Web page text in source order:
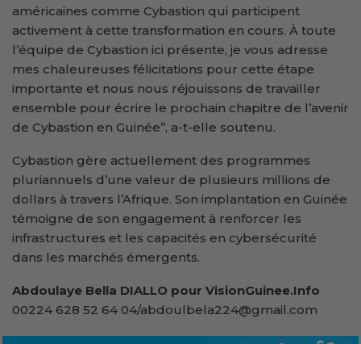
américaines comme Cybastion qui participent
activement à cette transformation en cours. À toute
l’équipe de Cybastion ici présente, je vous adresse
mes chaleureuses félicitations pour cette étape
importante et nous nous réjouissons de travailler
ensemble pour écrire le prochain chapitre de l’avenir
de Cybastion en Guinée’’, a-t-elle soutenu.
Cybastion gère actuellement des programmes
pluriannuels d’une valeur de plusieurs millions de
dollars à travers l’Afrique. Son implantation en Guinée
témoigne de son engagement à renforcer les
infrastructures et les capacités en cybersécurité
dans les marchés émergents.
Abdoulaye Bella DIALLO pour VisionGuinee.Info
00224 628 52 64 04/abdoulbela224@gmail.com